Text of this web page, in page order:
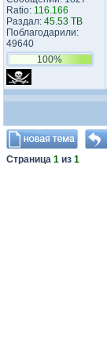
Ratio: 116.166
Раздал: 45.53 TB
Поблагодарили:
49640
100%
Страница 1 из 1